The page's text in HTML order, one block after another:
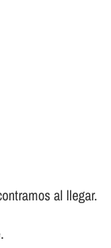
al llegar.